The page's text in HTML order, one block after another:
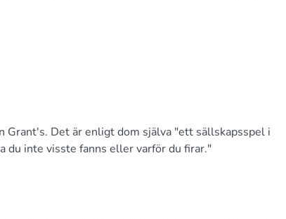
Det är enligt dom själva "ett sällskapsspel i
du inte visste fanns eller varför du firar."